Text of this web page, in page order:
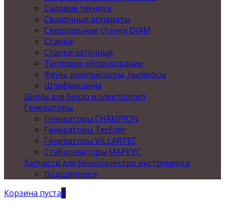
Садовая техника
Сварочные аппараты
Сверлильные станки DIAM
Станки
Станки заточные
Тепловое оборудование
Фены, компрессоры, пылесосы
Шлифмашины
Шины для бензо и электропил
Генераторы
Генераторы CHAMPION
Генераторы TecEner
Генераторы VILLARTEC
Стабилизаторы МАРКУС
Запчасти для бензо\электро инструмента
Подшипники
Корзина пуста0